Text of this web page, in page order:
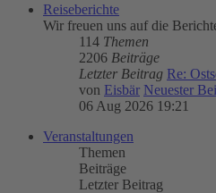
Reiseberichte
Wir freuen uns auf die
114 Themen
2206 Beiträge
Letzter Beitrag Re:
von Eisbär Neuester
06 Aug 2026 19:21
Veranstaltungen
Themen
Beiträge
Letzter Beitrag